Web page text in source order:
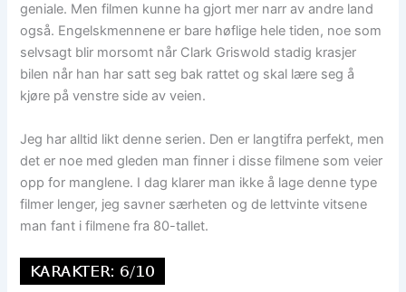
geniale. Men filmen kunne ha gjort mer narr av andre land
også. Engelskmennene er bare høflige hele tiden, noe som
selvsagt blir morsomt når Clark Griswold stadig krasjer
bilen når han har satt seg bak rattet og skal lære seg å
kjøre på venstre side av veien.
Jeg har alltid likt denne serien. Den er langtifra perfekt, men
det er noe med gleden man finner i disse filmene som veier
opp for manglene. I dag klarer man ikke å lage denne type
filmer lenger, jeg savner særheten og de lettvinte vitsene
man fant i filmene fra 80-tallet.